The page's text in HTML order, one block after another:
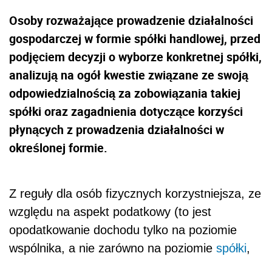
Osoby rozważające prowadzenie działalności
gospodarczej w formie spółki handlowej, przed
podjęciem decyzji o wyborze konkretnej spółki,
analizują na ogół kwestie związane ze swoją
odpowiedzialnością za zobowiązania takiej
spółki oraz zagadnienia dotyczące korzyści
płynących z prowadzenia działalności w
określonej formie.
Z reguły dla osób fizycznych korzystniejsza, ze
względu na aspekt podatkowy (to jest
opodatkowanie dochodu tylko na poziomie
wspólnika, a nie zarówno na poziomie spółki,